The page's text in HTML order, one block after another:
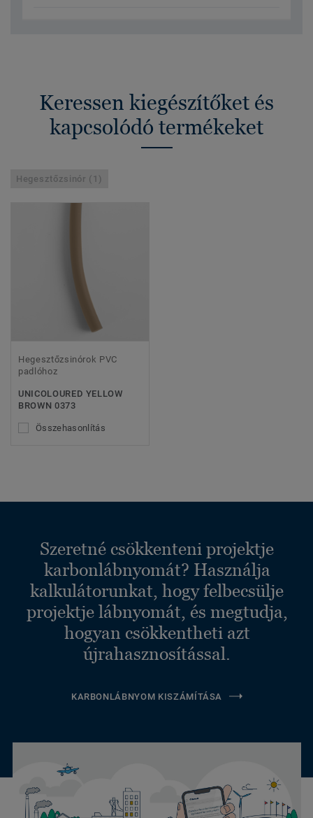
Keressen kiegészítőket és
kapcsolódó termékeket
Hegesztőzsinór (1)
Hegesztőzsinórok PVC
padlóhoz
UNICOLOURED YELLOW
BROWN 0373
Összehasonlítás
Szeretné csökkenteni projektje
karbonlábnyomát? Használja
kalkulátorunkat, hogy felbecsülje
projektje lábnyomát, és megtudja,
hogyan csökkentheti azt
újrahasznosítással.
KARBONLÁBNYOM KISZÁMÍTÁSA